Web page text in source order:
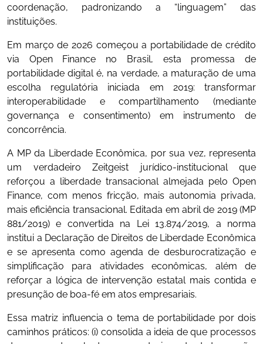
coordenação, padronizando a “linguagem” das
instituições.
Em março de 2026 começou a portabilidade de crédito
via Open Finance no Brasil, esta promessa de
portabilidade digital é, na verdade, a maturação de uma
escolha regulatória iniciada em 2019: transformar
interoperabilidade e compartilhamento (mediante
governança e consentimento) em instrumento de
concorrência.
A MP da Liberdade Econômica, por sua vez, representa
um verdadeiro Zeitgeist jurídico-institucional que
reforçou a liberdade transacional almejada pelo Open
Finance, com menos fricção, mais autonomia privada,
mais eficiência transacional. Editada em abril de 2019 (MP
881/2019) e convertida na Lei 13.874/2019, a norma
institui a Declaração de Direitos de Liberdade Econômica
e se apresenta como agenda de desburocratização e
simplificação para atividades econômicas, além de
reforçar a lógica de intervenção estatal mais contida e
presunção de boa-fé em atos empresariais.
Essa matriz influencia o tema de portabilidade por dois
caminhos práticos: (i) consolida a ideia de que processos